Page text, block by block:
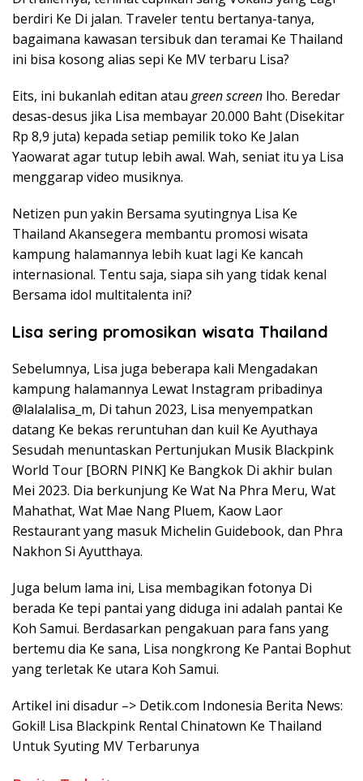
berdiri Ke Di jalan. Traveler tentu bertanya-tanya,
bagaimana kawasan tersibuk dan teramai Ke Thailand
ini bisa kosong alias sepi Ke MV terbaru Lisa?
Eits, ini bukanlah editan atau green screen lho. Beredar
desas-desus jika Lisa membayar 20.000 Baht (Disekitar
Rp 8,9 juta) kepada setiap pemilik toko Ke Jalan
Yaowarat agar tutup lebih awal. Wah, seniat itu ya Lisa
menggarap video musiknya.
Netizen pun yakin Bersama syutingnya Lisa Ke
Thailand Akansegera membantu promosi wisata
kampung halamannya lebih kuat lagi Ke kancah
internasional. Tentu saja, siapa sih yang tidak kenal
Bersama idol multitalenta ini?
Lisa sering promosikan wisata Thailand
Sebelumnya, Lisa juga beberapa kali Mengadakan
kampung halamannya Lewat Instagram pribadinya
@lalalalisa_m, Di tahun 2023, Lisa menyempatkan
datang Ke bekas reruntuhan dan kuil Ke Ayuthaya
Sesudah menuntaskan Pertunjukan Musik Blackpink
World Tour [BORN PINK] Ke Bangkok Di akhir bulan
Mei 2023. Dia berkunjung Ke Wat Na Phra Meru, Wat
Mahathat, Wat Mae Nang Pluem, Kaow Laor
Restaurant yang masuk Michelin Guidebook, dan Phra
Nakhon Si Ayutthaya.
Juga belum lama ini, Lisa membagikan fotonya Di
berada Ke tepi pantai yang diduga ini adalah pantai Ke
Koh Samui. Berdasarkan pengakuan para fans yang
bertemu dia Ke sana, Lisa nongkrong Ke Pantai Bophut
yang terletak Ke utara Koh Samui.
Artikel ini disadur –> Detik.com Indonesia Berita News:
Gokil! Lisa Blackpink Rental Chinatown Ke Thailand
Untuk Syuting MV Terbarunya